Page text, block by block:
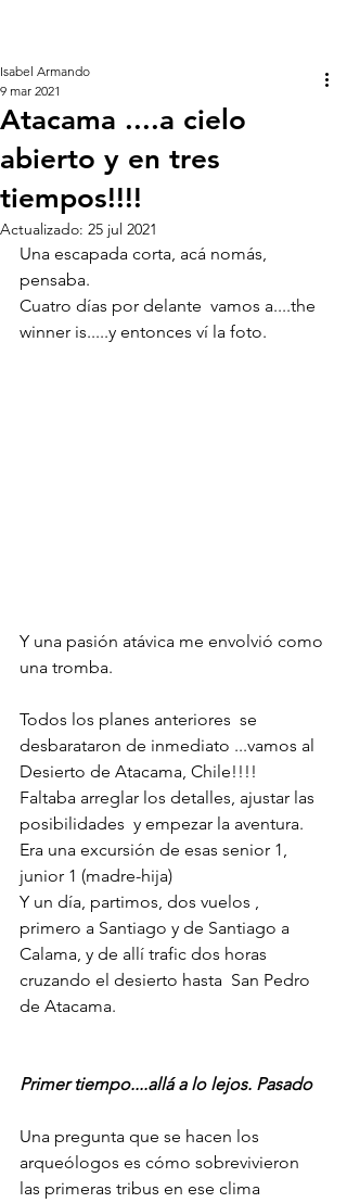
Atacama ....a cielo
abierto y en tres
tiempos!!!!
Isabel Armando
9 mar 2021
Actualizado: 25 jul 2021
Una escapada corta, acá nomás,
pensaba.
Cuatro días por delante  vamos a....the
winner is.....y entonces ví la foto.
Y una pasión atávica me envolvió como
una tromba.
Todos los planes anteriores  se
desbarataron de inmediato ...vamos al
Desierto de Atacama, Chile!!!!
Faltaba arreglar los detalles, ajustar las
posibilidades  y empezar la aventura.
Era una excursión de esas senior 1,
junior 1 (madre-hija)
Y un día, partimos, dos vuelos ,
primero a Santiago y de Santiago a
Calama, y de allí trafic dos horas
cruzando el desierto hasta  San Pedro
de Atacama.
Primer tiempo....allá a lo lejos. Pasado
Una pregunta que se hacen los
arqueólogos es cómo sobrevivieron
las primeras tribus en ese clima